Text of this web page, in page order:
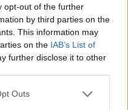
opt-out of the further
by third parties on the
This information may
on the IAB’s List of
further disclose it to other
Outs
Gunna
viikonloppuna